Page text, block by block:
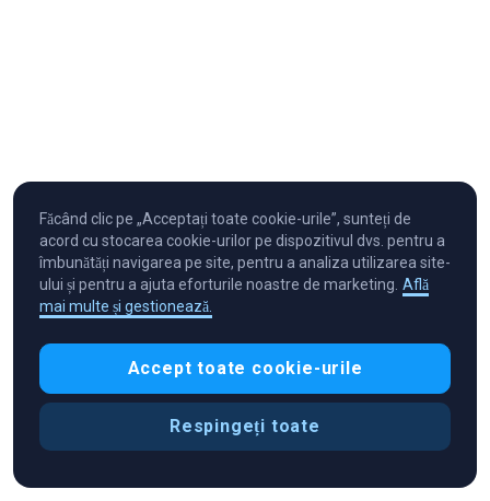
Cryptocurrency in Every Wallet™
Făcând clic pe „Acceptați toate cookie-urile”, sunteți de
acord cu stocarea cookie-urilor pe dispozitivul dvs. pentru a
îmbunătăți navigarea pe site, pentru a analiza utilizarea site-
ului și pentru a ajuta eforturile noastre de marketing. Află
mai multe și gestionează.
Accept toate cookie-urile
Respingeți toate